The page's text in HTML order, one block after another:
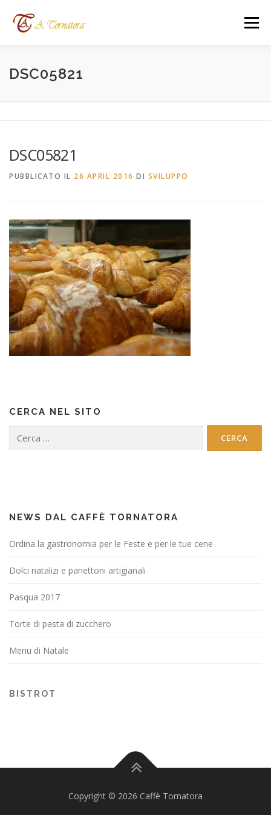
contenuto
Menù
HOME SERVIZI
CONTATTI
DSC05821
DSC05821
PUBBLICATO IL 26 APRIL 2016 DI SVILUPPO
CERCA NEL SITO
per:
NEWS DAL CAFFÈ TORNATORA
Ordina la gastronomia per le Feste e per le tue cene
Dolci natalizi e panettoni artigianali
Pasqua 2017
Torte di pasta di zucchero
Menu di Natale
BISTROT
Copyright © 2026 Caffè Tornatora